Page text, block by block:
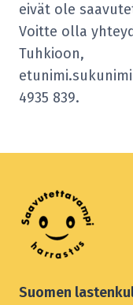
eivät ole
Voitte olla
Tuhkioon,
4935 839.
Suomen